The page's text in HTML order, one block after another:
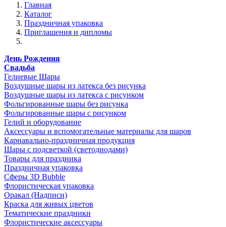
Главная
Каталог
Праздничная упаковка
Приглашения и дипломы
День Рождения
Свадьба
Гелиевые Шары
Воздушные шары из латекса без рисунка
Воздушные шары из латекса с рисунком
Фольгированные шары без рисунка
Фольгированные шары с рисунком
Гелий и оборудование
Аксессуары и вспомогательные материалы для шаров
Карнавально-праздничная продукция
Шары с подсветкой (светодиодами)
Товары для праздника
Праздничная упаковка
Сферы 3D Bubble
Флористическая упаковка
Оракал (Надписи)
Краска для живых цветов
Тематические праздники
Флористические аксессуары